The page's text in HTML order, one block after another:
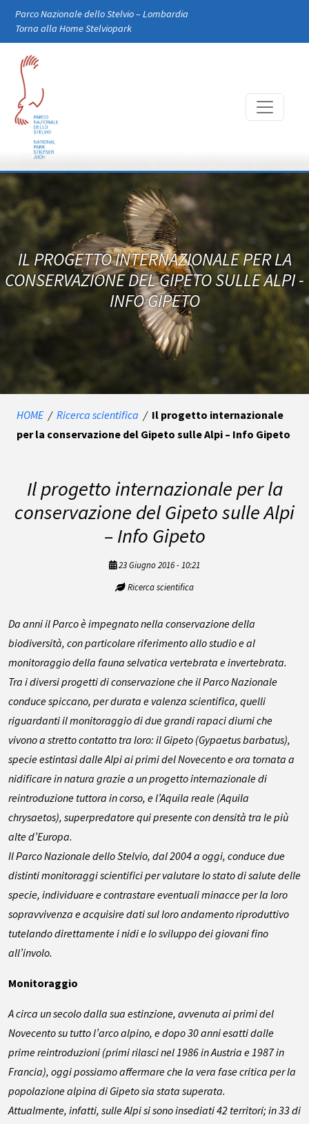
Skip to main content
Parco Nazionale dello Stelvio – Lombardia
Torna alla Home Stelviopark
IL PROGETTO INTERNAZIONALE PER LA
CONSERVAZIONE DEL GIPETO SULLE ALPI -
INFO GIPETO
HOME / Ricerca scientifica / Il progetto internazionale
per la conservazione del Gipeto sulle Alpi – Info Gipeto
Il progetto internazionale per la
conservazione del Gipeto sulle Alpi
– Info Gipeto
23 Giugno 2016 - 10:21
Ricerca scientifica
Da anni il Parco è impegnato nella conservazione della
biodiversità, con particolare riferimento allo studio e al
monitoraggio della fauna selvatica vertebrata e invertebrata.
Tra i diversi progetti di conservazione che il Parco Nazionale
conduce spiccano, per durata e valenza scientifica, quelli
riguardanti il monitoraggio di due grandi rapaci diurni che
vivono a stretto contatto tra loro: il Gipeto (Gypaetus barbatus),
specie estintasi dalle Alpi ai primi del Novecento e ora tornata a
nidificare in natura grazie a un progetto internazionale di
reintroduzione tuttora in corso, e l’Aquila reale (Aquila
chrysaetos), superpredatore qui presente con densità tra le più
alte d’Europa.
Il Parco Nazionale dello Stelvio, dal 2004 a oggi, conduce due
distinti monitoraggi scientifici per valutare lo stato di salute delle
specie, individuare e contrastare eventuali minacce per la loro
sopravvivenza e acquisire dati sul loro andamento riproduttivo
tutelando direttamente i nidi e lo sviluppo dei giovani fino
all’involo.
Monitoraggio
A circa un secolo dalla sua estinzione, avvenuta ai primi del
Novecento su tutto l’arco alpino, e dopo 30 anni esatti dalle
prime reintroduzioni (primi rilasci nel 1986 in Austria e 1987 in
Francia), oggi possiamo affermare che la vera fase critica per la
popolazione alpina di Gipeto sia stata superata.
Attualmente, infatti, sulle Alpi si sono insediati 42 territori; in 33 di